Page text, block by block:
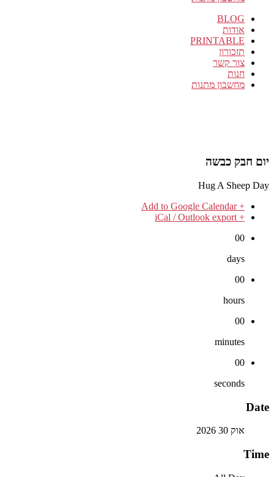
BLOG
אודות
PRINTABLE
תזכורון
צור קשר
חנות
מחשבון מתנות
יום חבק כבשה
Hug A Sheep Day
+ Add to Google Calendar
+ iCal / Outlook export
00
days
00
hours
00
minutes
00
seconds
Date
אוק 30 2026
Time